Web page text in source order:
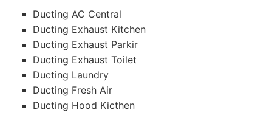
Ducting AC Central
Ducting Exhaust Kitchen
Ducting Exhaust Parkir
Ducting Exhaust Toilet
Ducting Laundry
Ducting Fresh Air
Ducting Hood Kicthen